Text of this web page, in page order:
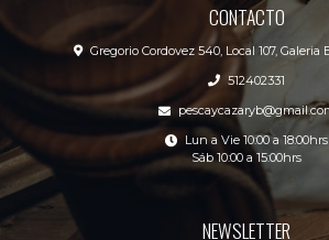
CONTACTO
Gregorio Cordovez 540, Local 107, Galeria
512402331
Lun a Vie 10:00 a 18:00hrs
Sáb 10:00 a 15:00hrs
NEWSLETTER